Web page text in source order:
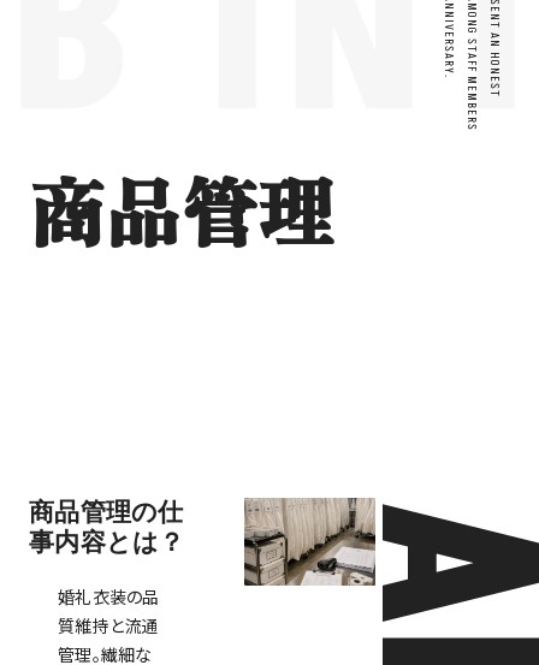
商品管理
商品管理の仕
事内容とは？
婚礼衣装の品
質維持と流通
管理。繊細な